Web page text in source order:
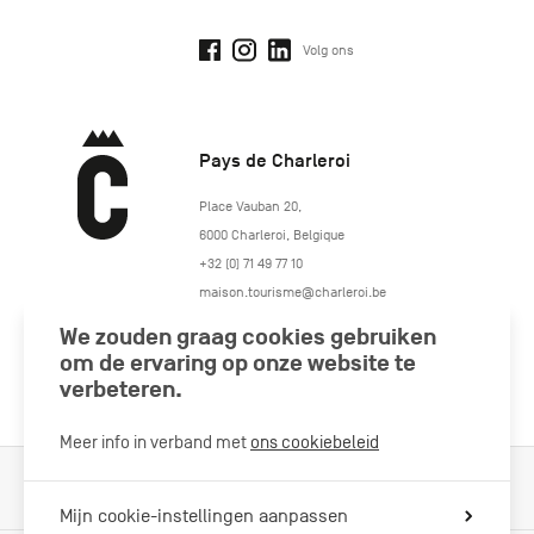
Volg ons
Pays de Charleroi
https://www.paysdecharleroi.be/
Place Vauban 20,
6000 Charleroi Belgique
+32 (0) 71 49 77 10
maison.tourisme@charleroi.be
Volg ons
We zouden graag cookies gebruiken
om de ervaring op onze website te
verbeteren.
Meer info in verband met ons cookiebeleid
Mijn cookie-instellingen aanpassen